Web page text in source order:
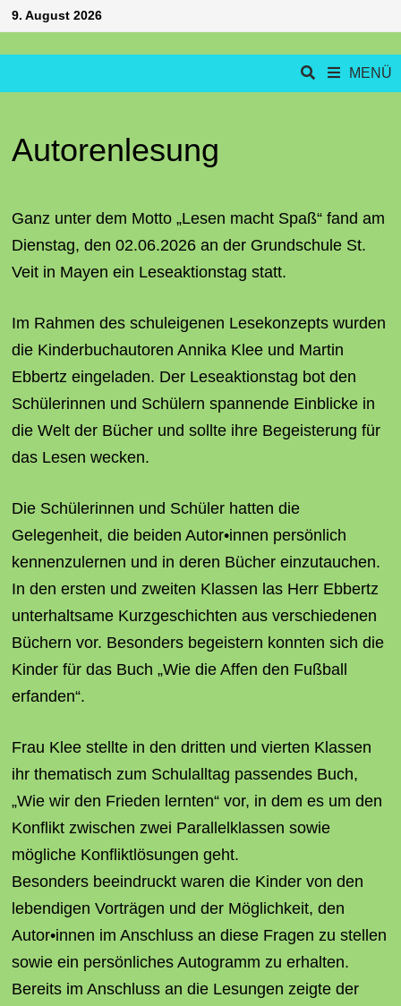
Zum
Inhalt
springen
9. August 2026
MENÜ
Autorenlesung
Ganz unter dem Motto „Lesen macht Spaß“ fand am
Dienstag, den 02.06.2026 an der Grundschule St.
Veit in Mayen ein Leseaktionstag statt.
Im Rahmen des schuleigenen Lesekonzepts wurden
die Kinderbuchautoren Annika Klee und Martin
Ebbertz eingeladen. Der Leseaktionstag bot den
Schülerinnen und Schülern spannende Einblicke in
die Welt der Bücher und sollte ihre Begeisterung für
das Lesen wecken.
Die Schülerinnen und Schüler hatten die
Gelegenheit, die beiden Autor•innen persönlich
kennenzulernen und in deren Bücher einzutauchen.
In den ersten und zweiten Klassen las Herr Ebbertz
unterhaltsame Kurzgeschichten aus verschiedenen
Büchern vor. Besonders begeistern konnten sich die
Kinder für das Buch „Wie die Affen den Fußball
erfanden“.
Frau Klee stellte in den dritten und vierten Klassen
ihr thematisch zum Schulalltag passendes Buch,
„Wie wir den Frieden lernten“ vor, in dem es um den
Konflikt zwischen zwei Parallelklassen sowie
mögliche Konfliktlösungen geht.
Besonders beeindruckt waren die Kinder von den
lebendigen Vorträgen und der Möglichkeit, den
Autor•innen im Anschluss an diese Fragen zu stellen
sowie ein persönliches Autogramm zu erhalten.
Bereits im Anschluss an die Lesungen zeigte der